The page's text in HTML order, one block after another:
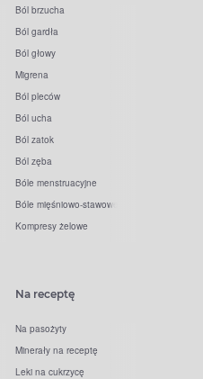
Ból brzucha
Ból gardła
Ból głowy
Migrena
Ból pleców
Ból ucha
Ból zatok
Ból zęba
Bóle menstruacyjne
Bóle mięśniowo-stawowe
Kompresy żelowe
Na receptę
Na pasożyty
Minerały na receptę
Leki na cukrzycę